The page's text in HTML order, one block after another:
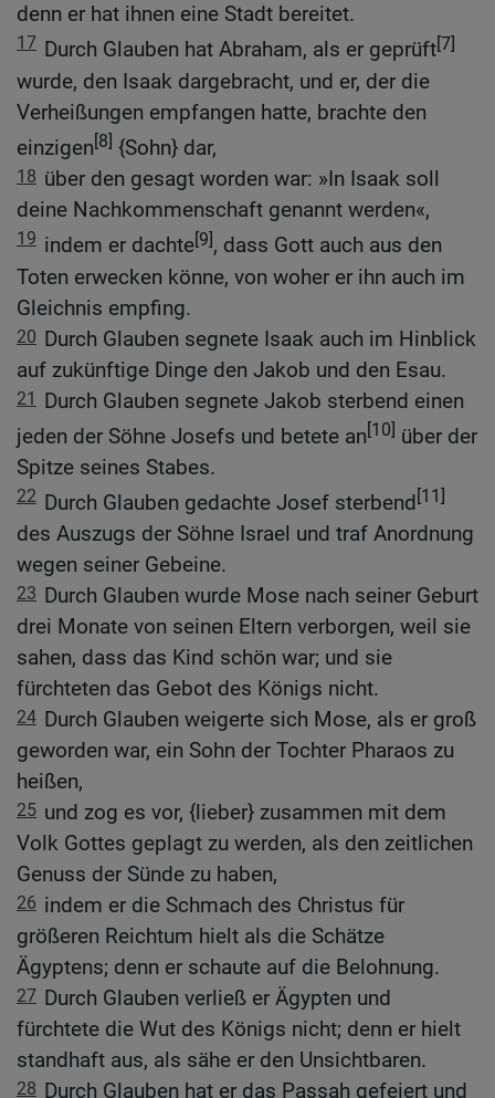
denn er hat ihnen eine Stadt bereitet.
17 Durch Glauben hat Abraham, als er geprüft[7]
wurde, den Isaak dargebracht, und er, der die
Verheißungen empfangen hatte, brachte den
einzigen[8] {Sohn} dar,
18 über den gesagt worden war: »In Isaak soll
deine Nachkommenschaft genannt werden«,
19 indem er dachte[9], dass Gott auch aus den
Toten erwecken könne, von woher er ihn auch im
Gleichnis empfing.
20 Durch Glauben segnete Isaak auch im Hinblick
auf zukünftige Dinge den Jakob und den Esau.
21 Durch Glauben segnete Jakob sterbend einen
jeden der Söhne Josefs und betete an[10] über der
Spitze seines Stabes.
22 Durch Glauben gedachte Josef sterbend[11]
des Auszugs der Söhne Israel und traf Anordnung
wegen seiner Gebeine.
23 Durch Glauben wurde Mose nach seiner Geburt
drei Monate von seinen Eltern verborgen, weil sie
sahen, dass das Kind schön war; und sie
fürchteten das Gebot des Königs nicht.
24 Durch Glauben weigerte sich Mose, als er groß
geworden war, ein Sohn der Tochter Pharaos zu
heißen,
25 und zog es vor, {lieber} zusammen mit dem
Volk Gottes geplagt zu werden, als den zeitlichen
Genuss der Sünde zu haben,
26 indem er die Schmach des Christus für
größeren Reichtum hielt als die Schätze
Ägyptens; denn er schaute auf die Belohnung.
27 Durch Glauben verließ er Ägypten und
fürchtete die Wut des Königs nicht; denn er hielt
standhaft aus, als sähe er den Unsichtbaren.
28 Durch Glauben hat er das Passah gefeiert und